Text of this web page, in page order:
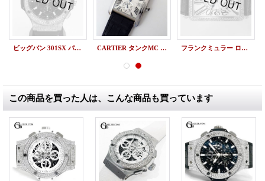
ビッグバン 301SX パヴェダイヤ HUBLOT 磨き OH済 CARTIER タンクMC W5330003 中古美品 フランクミュラー ロングアイランド 1150SC DT ダイヤ
この商品を買った人は、こんな商品も買っています